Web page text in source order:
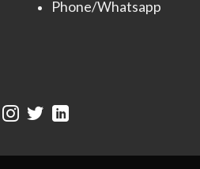
Phone/Whatsapp